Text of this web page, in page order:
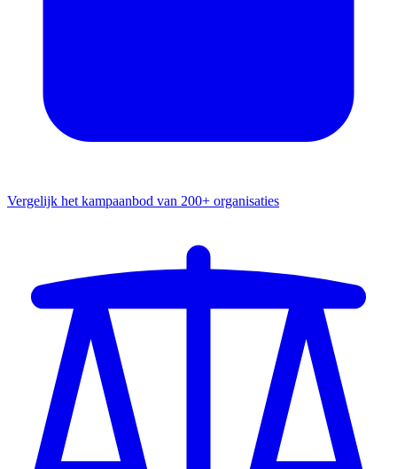
Vergelijk het kampaanbod van 200+ organisaties